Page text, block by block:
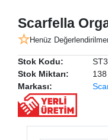
Scarfella
Henüz
Stok Kodu:
Stok Miktarı:
Markası: